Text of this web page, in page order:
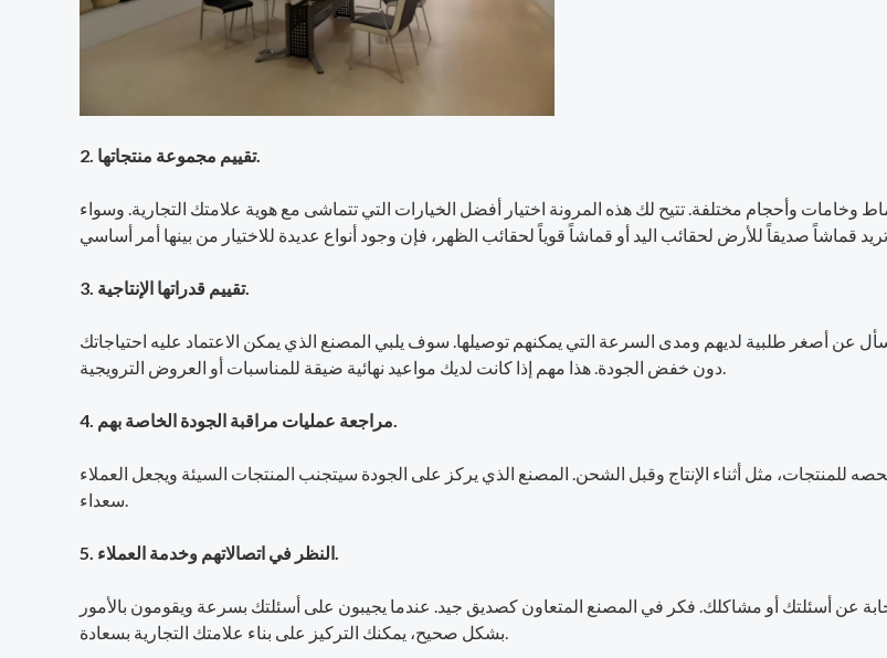
2. تقييم مجموعة منتجاتها.
وأحجام مختلفة. تتيح لك هذه المرونة اختيار أفضل الخيارات التي تتماشى مع هوية علامتك التجارية. وسواء
3. تقييم قدراتها الإنتاجية.
عن أصغر طلبية لديهم ومدى السرعة التي يمكنهم توصيلها. سوف يلبي المصنع الذي يمكن الاعتماد عليه احتياجاتك
دون خفض الجودة. هذا مهم إذا كانت لديك مواعيد نهائية ضيقة للمناسبات أو العروض الترويجية.
4. مراجعة عمليات مراقبة الجودة الخاصة بهم.
للمنتجات، مثل أثناء الإنتاج وقبل الشحن. المصنع الذي يركز على الجودة سيتجنب المنتجات السيئة ويجعل العملاء
سعداء.
5. النظر في اتصالاتهم وخدمة العملاء.
عن أسئلتك أو مشاكلك. فكر في المصنع المتعاون كصديق جيد. عندما يجيبون على أسئلتك بسرعة ويقومون بالأمور
بشكل صحيح، يمكنك التركيز على بناء علامتك التجارية بسعادة.